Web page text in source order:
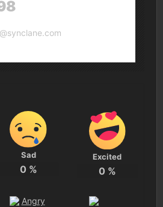
Sad
0 %
Excited
0 %